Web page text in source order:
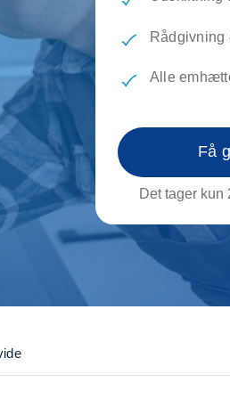
Transport
og opsætning
VVS
Alle
Få
Det tager kun